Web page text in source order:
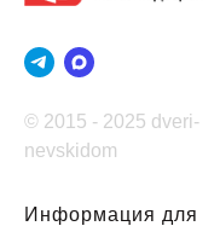
© 2015 - 2025 dveri-
nevskidom
Информация для